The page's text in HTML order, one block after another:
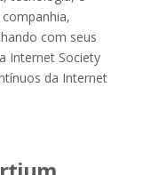
com seus
Internet Society
da Internet